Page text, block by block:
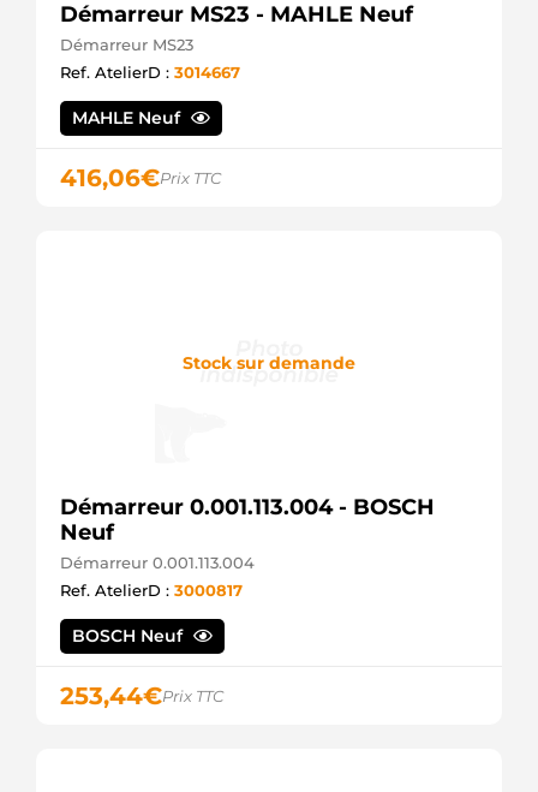
Démarreur MS23 - MAHLE Neuf
Démarreur MS23
Ref. AtelierD : 3014667
MAHLE Neuf
416,06€Prix TTC
Stock sur demande
Démarreur 0.001.113.004 - BOSCH
Neuf
Démarreur 0.001.113.004
Ref. AtelierD : 3000817
BOSCH Neuf
253,44€Prix TTC